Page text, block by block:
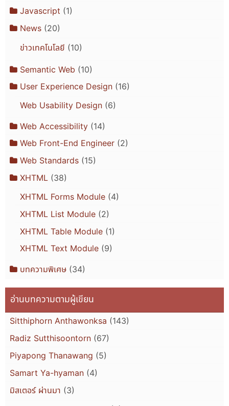
Javascript (1)
News(20)
ข่าวเทคโนโลยี (10)
Semantic Web (10)
User Experience Design(16)
Web Usability Design(6)
Web Accessibility(14)
Web Front-End Engineer(2)
Web Standards(15)
XHTML (38)
XHTML Forms Module(4)
XHTML List Module(2)
XHTML Table Module(1)
XHTML Text Module(9)
บทความพิเศษ(34)
อ่านบทความตามผู้เขียน
Sitthiphorn Anthawonksa (143)
Radiz Sutthisoontorn (67)
Piyapong Thanawang (5)
Samart Ya-hyaman (4)
มิสเตอร์ ผ่านมา (3)